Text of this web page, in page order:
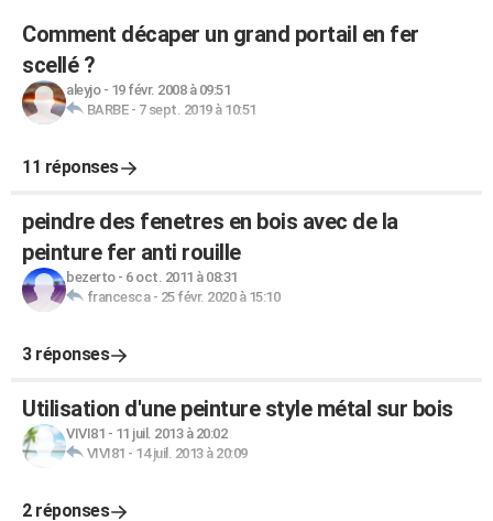
Comment décaper un grand portail en fer
scellé ?
aleyjo- 19 févr. 2008 à 09:51
BARBE- 7 sept. 2019 à 10:51
11 réponses
peindre des fenetres en bois avec de la
peinture fer anti rouille
bezerto- 6 oct. 2011 à 08:31
francesca- 25 févr. 2020 à 15:10
3 réponses
Utilisation d'une peinture style métal sur bois
VIVI81 - 11 juil. 2013 à 20:02
VIVI81 - 14 juil. 2013 à 20:09
2 réponses